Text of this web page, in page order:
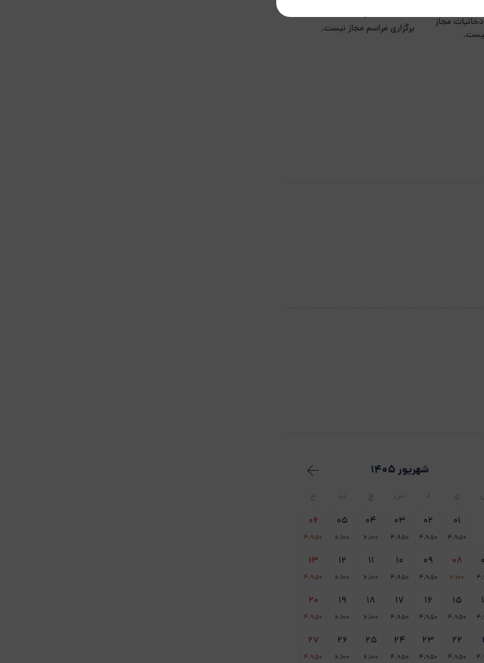
مجاز
برگزاری مراسم مجاز نیست.
شهریور 1405
ی د س چ پ ج
01
4،950
02
4،950
03
4،950
04
6،100
05
6،100
06
4،950
08
6،100
09
4،950
10
4،950
11
6،100
12
6،100
13
4،950
15
4،950
16
4،950
17
4،950
18
6،100
19
6،100
20
4،950
22
4،950
23
4،950
24
4،950
25
6،100
26
6،100
27
4،950